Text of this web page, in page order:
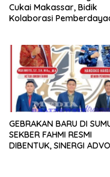
Cukai Makassar, Bidik
Kolaborasi
GEBRAKAN BARU DI
SEKBER FAHMI RESMI
DIBENTUK, SINERGI